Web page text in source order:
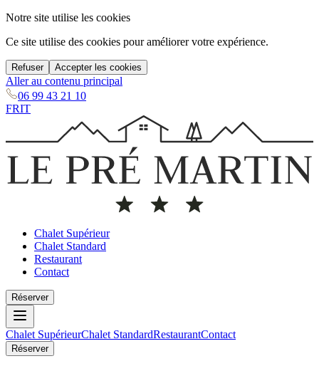
Notre site utilise les cookies
Ce site utilise des cookies pour améliorer votre expérience.
Refuser Accepter les cookies
Aller au contenu principal
06 99 43 21 10
FRIT
Chalet Supérieur
Chalet Standard
Restaurant
Contact
Réserver
Chalet SupérieurChalet StandardRestaurantContact
Réserver